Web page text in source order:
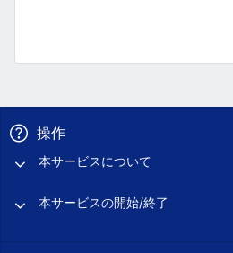
操作
本サービスについて
本サービスの開始/終了